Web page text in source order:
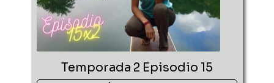
Temporada 2 Episodio 15